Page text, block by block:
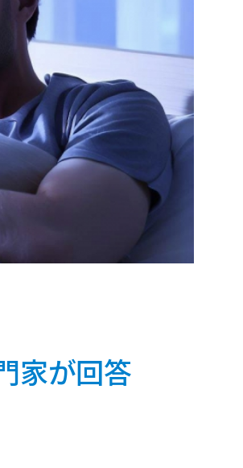
家が回答